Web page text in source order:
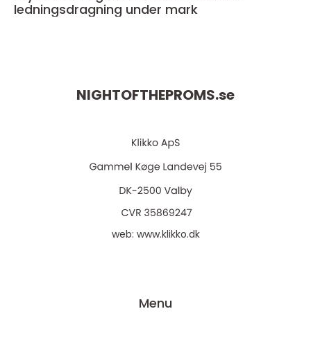
ledningsdragning under mark
NIGHTOFTHEPROMS.se
web: www.klikko.dk
Menu